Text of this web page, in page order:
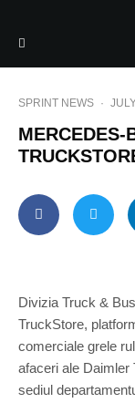
SPRINT NEWS ·
MERCEDES-
Divizia Truck &
TruckStore,
comerciale grele
afaceri ale Daimler
sediul